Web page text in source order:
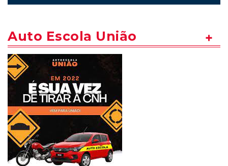
Auto Escola União